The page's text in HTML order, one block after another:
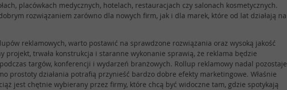
placówkach medycznych, hotelach, restauracjach czy salonach kosmetycznych.
rozwiązaniem zarówno dla nowych firm, jak i dla marek, które od lat działają na
reklamowych, warto postawić na sprawdzone rozwiązania oraz wysoką jakość
projekt, trwała konstrukcja i staranne wykonanie sprawią, że reklama będzie
targów, konferencji i wydarzeń branżowych. Rollup reklamowy nadal pozostaje
prostoty działania potrafią przynieść bardzo dobre efekty marketingowe. Właśnie
jest chętnie wybierany przez firmy, które chcą być widoczne tam, gdzie spotykają